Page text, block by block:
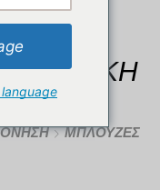
ΜΠΛΟΎΖΕΣ